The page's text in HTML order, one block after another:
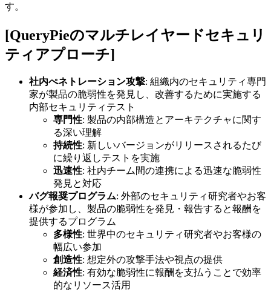
す。
[QueryPieのマルチレイヤードセキュリ
ティアプローチ]
社内ぺネトレーション攻撃: 組織内のセキュリティ専門
家が製品の脆弱性を発見し、改善するために実施する
内部セキュリティテスト
専門性: 製品の内部構造とアーキテクチャに関す
る深い理解
持続性: 新しいバージョンがリリースされるたび
に繰り返しテストを実施
迅速性: 社内チーム間の連携による迅速な脆弱性
発見と対応
バグ報奨プログラム: 外部のセキュリティ研究者やお客
様が参加し、製品の脆弱性を発見・報告すると報酬を
提供するプログラム
多様性: 世界中のセキュリティ研究者やお客様の
幅広い参加
創造性: 想定外の攻撃手法や視点の提供
経済性: 有効な脆弱性に報酬を支払うことで効率
的なリソース活用